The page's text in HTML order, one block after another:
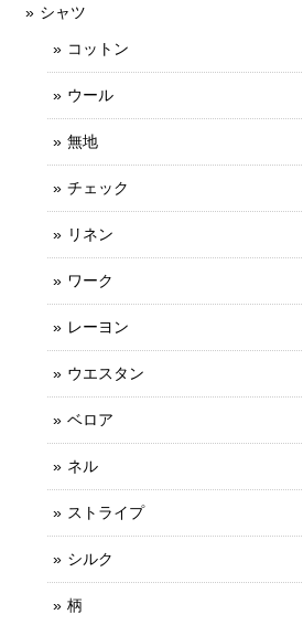
シャツ
コットン
ウール
無地
チェック
リネン
ワーク
レーヨン
ウエスタン
ベロア
ネル
ストライプ
シルク
柄